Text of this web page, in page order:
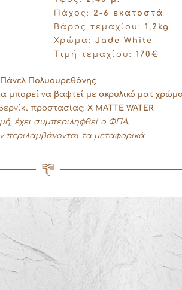
Πάχος: 2-6 εκατοστά
Βάρος τεμαχίου: 1,2kg
Χρώμα: Jade White
Τιμή τεμαχίου: 170€
Πάνελ Πολυουρεθάνης
μπορεί να βαφτεί με ακρυλικό ματ
προστασίας: X MATTE WATER.
έχει συμπεριληφθεί ο ΦΠΑ.
περιλαμβάνονται τα μεταφορικά.